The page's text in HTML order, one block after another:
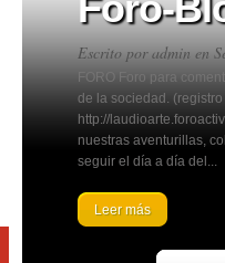
Escrito poradmin en
FORO Foro para
de la sociedad.
http://
nuestras aventurillas,
seguir el día a día del...
Leer más